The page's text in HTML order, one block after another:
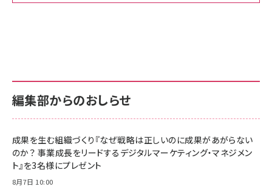
￥880
anan(アンアン)2026/06/24号 No.2500増刊
スペシャルエディション[王道エンタメの矜持／
￥1,100
anan(アンアン)2026/07/08号 No.2502[2026
サポート正規品 メーカー保証5年 KLMEA128G
NIMASO ガラスフィルム iPhone 17 用 保護フィ
すい ガイド枠付き いPhone17 (6.3インチ) 対応
2枚セット DSP25F1698
￥1,599
サポート正規品 メーカー保証5年 KLMEA128G
Amazon eギフトカード - Amazonロゴ - クラ
￥5,000
Anker PowerLine III Flow USB-C & USB-C
編集部からのおしらせ
成果を生む組織づくり『なぜ戦略は正しいのに成果があがらない
のか？ 事業成長をリードするデジタルマーケティング・マネジメン
ト』を3名様にプレゼント
8月7日 10:00